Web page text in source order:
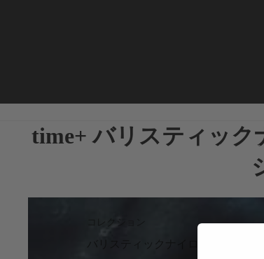
コレクション
コレクション
time+ バリスティッ